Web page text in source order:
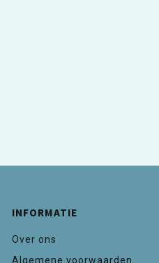
INFORMATIE
Over ons
Algemene voorwaarden